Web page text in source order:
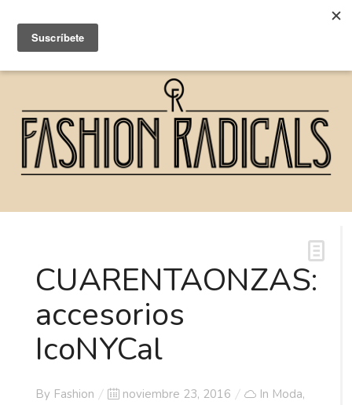
CUARENTAONZAS:
accesorios
IcoNYCal
By Fashion
Posted
noviembre 23, 2016 In Moda,